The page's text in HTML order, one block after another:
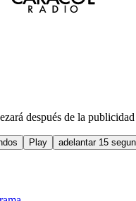
después de la publicidad
Play
adelantar 15